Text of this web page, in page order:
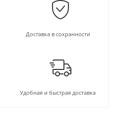
Доставка в сохранности
Удобная и быстрая доставка